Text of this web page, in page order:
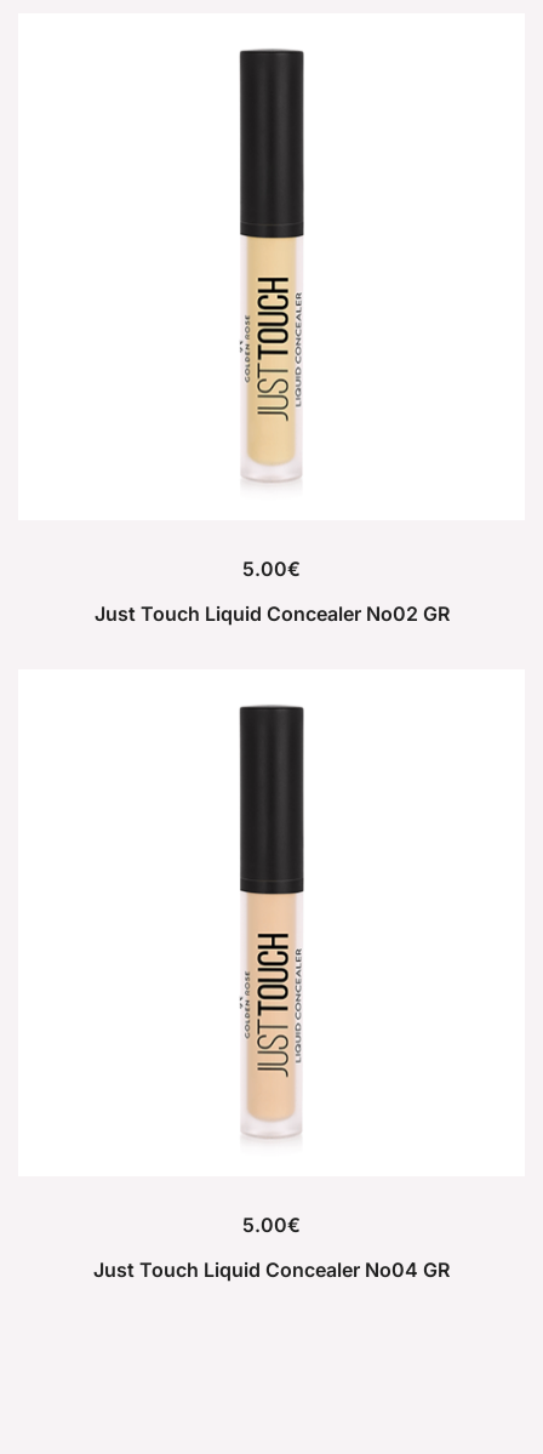
5.00€
Just Touch Liquid Concealer No02 GR
5.00€
Just Touch Liquid Concealer No04 GR